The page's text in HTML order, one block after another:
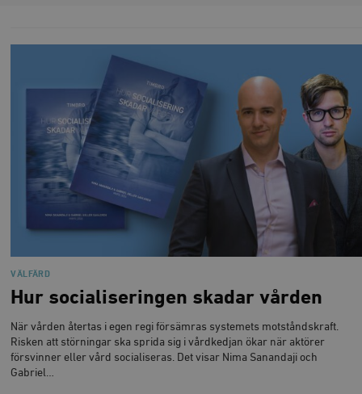
VÄLFÄRD
Hur socialiseringen skadar vården
När vården återtas i egen regi försämras systemets motståndskraft.
Risken att störningar ska sprida sig i vårdkedjan ökar när aktörer
försvinner eller vård socialiseras. Det visar Nima Sanandaji och
Gabriel…